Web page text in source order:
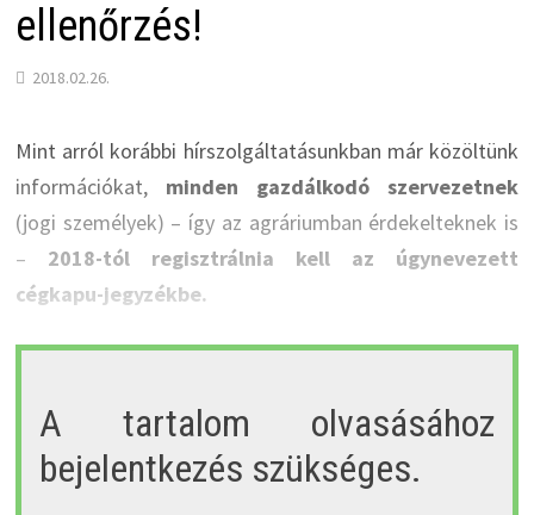
ellenőrzés!
2018.02.26.
Mint arról korábbi hírszolgáltatásunkban már közöltünk
információkat, minden gazdálkodó szervezetnek
(jogi személyek) – így az agráriumban érdekelteknek is
– 2018-tól regisztrálnia kell az úgynevezett
cégkapu-jegyzékbe.
A tartalom olvasásához
bejelentkezés szükséges.